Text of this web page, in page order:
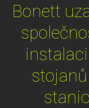
Bonett